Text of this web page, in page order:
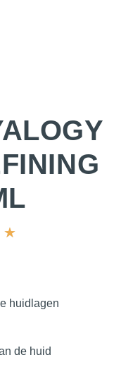
★
huidlagen
de huid